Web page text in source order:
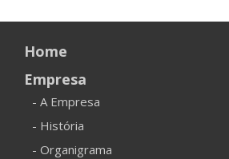
Home
Empresa
- A Empresa
- História
- Organigrama